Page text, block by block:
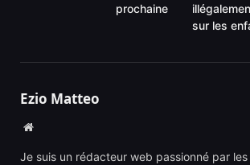
prochaine
sur les
Ezio Matteo
Website
Je suis un rédacteur web passionné par